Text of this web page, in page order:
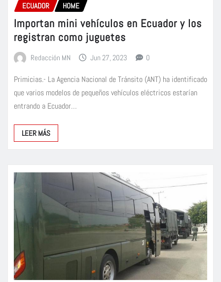
ECUADOR HOME
Importan mini vehículos en Ecuador y los
registran como juguetes
Redacción MN Jun 27, 2023 0
Primicias.- La Agencia Nacional de Tránsito (ANT) ha identificado
que varios modelos de pequeños vehículos eléctricos estarían
entrando a Ecuador…
LEER MÁS